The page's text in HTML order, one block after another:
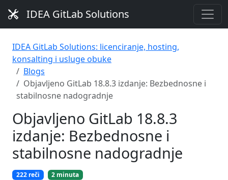
IDEA GitLab Solutions
IDEA GitLab Solutions: licenciranje, hosting,
konsalting i usluge obuke
Blogs
Objavljeno GitLab 18.8.3 izdanje: Bezbednosne i
stabilnosne nadogradnje
Objavljeno GitLab 18.8.3
izdanje: Bezbednosne i
stabilnosne nadogradnje
222 reči 2 minuta